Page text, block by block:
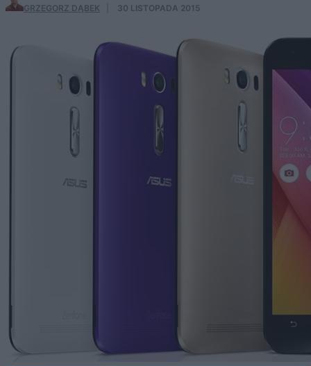
GRZEGORZ DĄBEK 30 LISTOPADA 2015